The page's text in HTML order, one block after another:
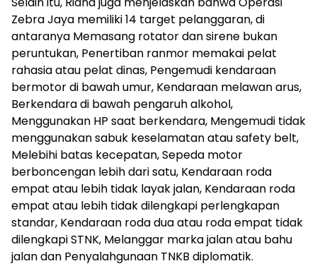
Zebra Jaya memiliki 14 target pelanggaran, di
antaranya Memasang rotator dan sirene bukan
peruntukan, Penertiban ranmor memakai pelat
rahasia atau pelat dinas, Pengemudi kendaraan
bermotor di bawah umur, Kendaraan melawan arus,
Berkendara di bawah pengaruh alkohol,
Menggunakan HP saat berkendara, Mengemudi tidak
menggunakan sabuk keselamatan atau safety belt,
Melebihi batas kecepatan, Sepeda motor
berboncengan lebih dari satu, Kendaraan roda
empat atau lebih tidak layak jalan, Kendaraan roda
empat atau lebih tidak dilengkapi perlengkapan
standar, Kendaraan roda dua atau roda empat tidak
dilengkapi STNK, Melanggar marka jalan atau bahu
jalan dan Penyalahgunaan TNKB diplomatik.